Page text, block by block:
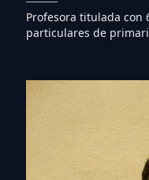
Profesora titulada con
particulares de